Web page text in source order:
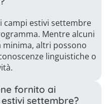
campi estivi settembre
Mentre alcuni
altri possono
linguistiche o
fornito ai
settembre?